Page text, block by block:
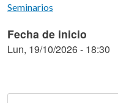
Seminarios
Fecha de inicio
Lun, 19/10/2026 - 18:30